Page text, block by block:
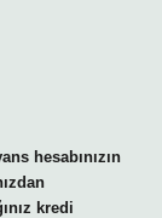
hesabınızın
kredi